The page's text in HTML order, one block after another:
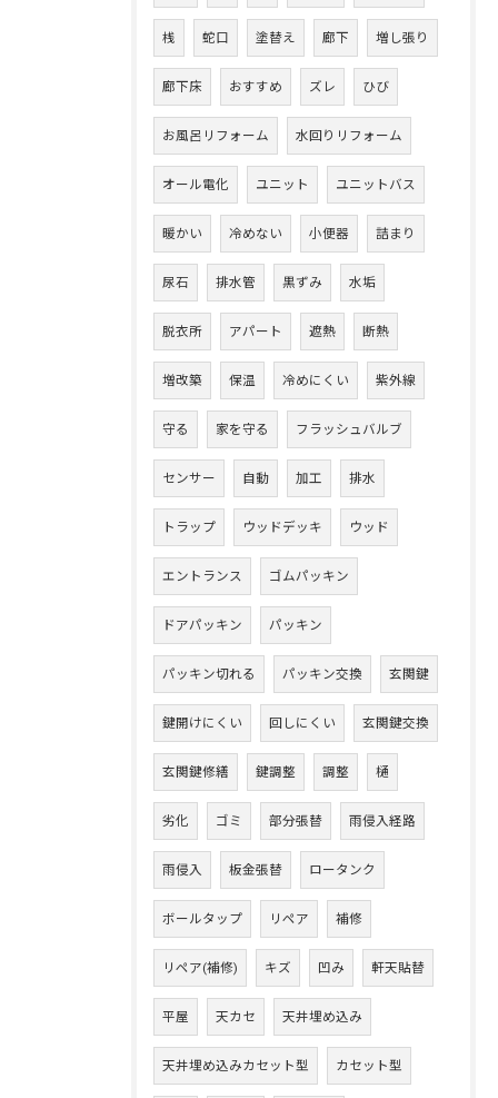
桟 蛇口 塗替え 廊下 増し張り
廊下床 おすすめ ズレ ひび
お風呂リフォーム 水回りリフォーム
オール電化 ユニット ユニットバス
暖かい 冷めない 小便器 詰まり
尿石 排水管 黒ずみ 水垢
脱衣所 アパート 遮熱 断熱
増改築 保温 冷めにくい 紫外線
守る 家を守る フラッシュバルブ
センサー 自動 加工 排水
トラップ ウッドデッキ ウッド
エントランス ゴムパッキン
ドアパッキン パッキン
パッキン切れる パッキン交換 玄関鍵
鍵開けにくい 回しにくい 玄関鍵交換
玄関鍵修繕 鍵調整 調整 樋
劣化 ゴミ 部分張替 雨侵入経路
雨侵入 板金張替 ロータンク
ボールタップ リペア 補修
リペア(補修) キズ 凹み 軒天貼替
平屋 天カセ 天井埋め込み
天井埋め込みカセット型 カセット型